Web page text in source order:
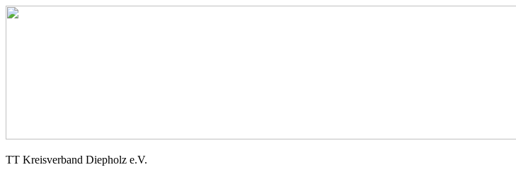
TT Kreisverband Diepholz e.V.